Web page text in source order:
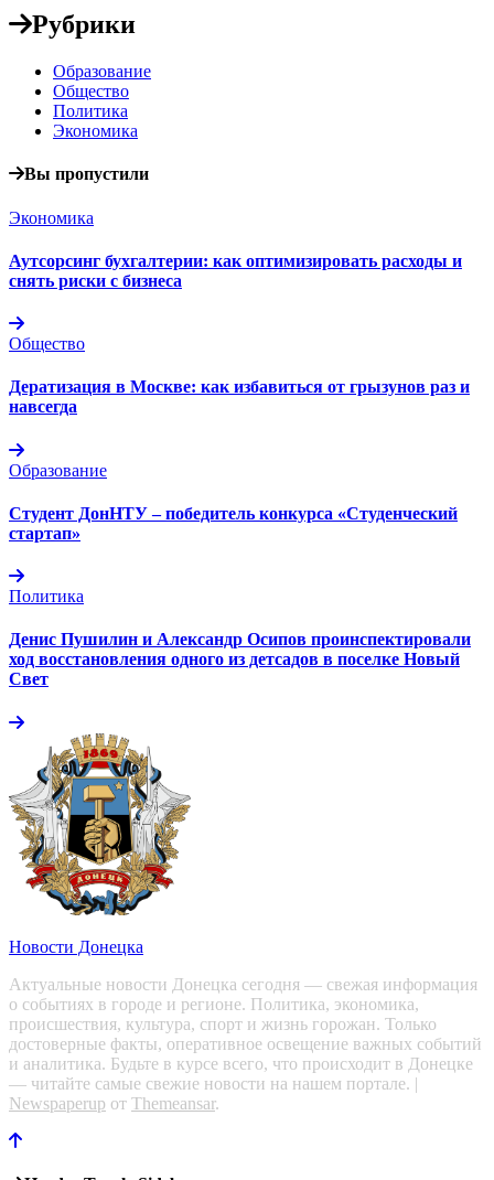
Рубрики
Образование
Общество
Политика
Экономика
Вы пропустили
Экономика
Аутсорсинг бухгалтерии: как оптимизировать расходы и
снять риски с бизнеса
Общество
Дератизация в Москве: как избавиться от грызунов раз и
навсегда
Образование
Студент ДонНТУ – победитель конкурса «Студенческий
стартап»
Политика
Денис Пушилин и Александр Осипов проинспектировали
ход восстановления одного из детсадов в поселке Новый
Свет
Новости Донецка
Актуальные новости Донецка сегодня — свежая информация
о событиях в городе и регионе. Политика, экономика,
происшествия, культура, спорт и жизнь горожан. Только
достоверные факты, оперативное освещение важных событий
и аналитика. Будьте в курсе всего, что происходит в Донецке
— читайте самые свежие новости на нашем портале. |
Newspaperup от Themeansar.